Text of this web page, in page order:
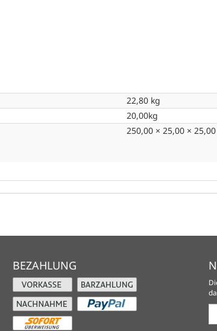
22,80 kg
20,00kg
250,00 × 25,00 ×
BEZAHLUNG